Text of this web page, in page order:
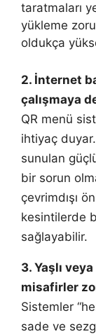
taratmaları
yükleme
oldukça
2. İnternet
çalışmaya
QR menü
ihtiyaç
sunulan
bir sorun
çevrimdışı
kesintilerde
sağlayabilir.
3. Yaşlı
misafirler
Sistemler
sade ve